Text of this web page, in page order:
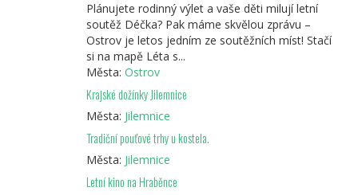
Plánujete rodinný výlet a vaše děti milují letní
soutěž Déčka? Pak máme skvělou zprávu –
Ostrov je letos jedním ze soutěžních míst! Stačí
si na mapě Léta s...
Města: Ostrov
Krajské dožínky Jilemnice
Města: Jilemnice
Tradiční pouťové trhy u kostela.
Města: Jilemnice
Letní kino na Hraběnce